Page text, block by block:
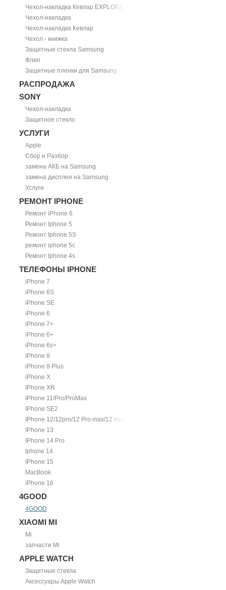
Чехол-накладка Кевлар EXPLORER
Чехол-накладка
Чехол-накладка Кевлар
Чехол - книжка
Защитные стекла Samsung
Флип
Защитные пленки для Samsung
РАСПРОДАЖА
SONY
Чехол-накладка
Защитное стекло
УСЛУГИ
Apple
Сбор и Разбор
замена АКБ на Samsung
замена дисплея на Samsung
Услуги
РЕМОНТ IPHONE
Ремонт iPhone 6
Ремонт Iphone 5
Ремонт Iphone 5S
ремонт iphone 5c
Ремонт Iphone 4s
ТЕЛЕФОНЫ IPHONE
iPhone 7
iPhone 6S
iPhone SE
iPhone 6
iPhone 7+
iPhone 6+
iPhone 6s+
IPhone 8
iPhone 8 Plus
iPhone X
IPhone XR
IPhone 11/Pro/ProMax
IPhone SE2
IPhone 12/12pro/12 Pro max/12 mini.
IPhone 13
IPhone 14 Pro
Iphone 14
IPhone 15
MacBook
iPhone 16
4GOOD
4GOOD
XIAOMI MI
Mi
запчасти Mi
APPLE WATCH
Защитные стекла
Аксессуары Apple Watch